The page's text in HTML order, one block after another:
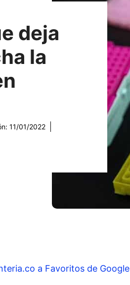
deja
la
11/01/2022
a Favoritos de Google